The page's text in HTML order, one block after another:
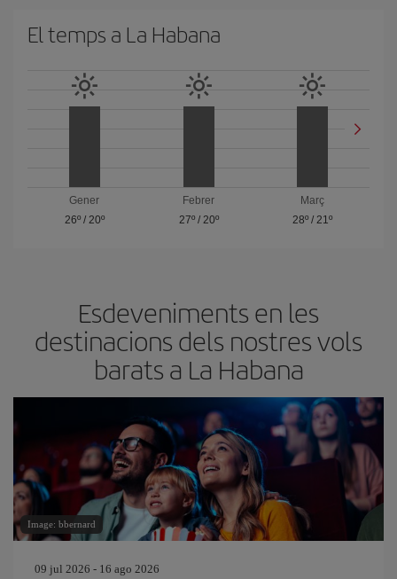
El temps a La Habana
Gener
26º/ 20º
Febrer
27º/ 20º
Març
28º /21º
Esdeveniments en les
destinacions dels nostres vols
barats a La Habana
Image: bbernard
09 jul 2026 - 16 ago 2026